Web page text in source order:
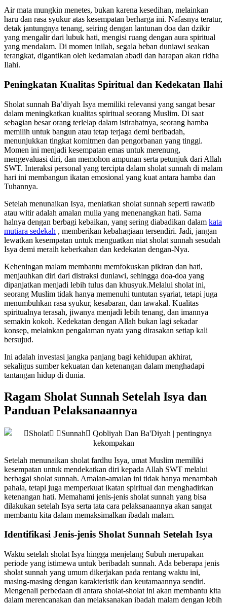
Air mata mungkin menetes, bukan karena kesedihan, melainkan
haru dan rasa syukur atas kesempatan berharga ini. Nafasnya teratur,
detak jantungnya tenang, seiring dengan lantunan doa dan dzikir
yang mengalir dari lubuk hati, mengisi ruang dengan aura spiritual
yang mendalam. Di momen inilah, segala beban duniawi seakan
terangkat, digantikan oleh kedamaian abadi dan harapan akan ridha
Ilahi.
Peningkatan Kualitas Spiritual dan Kedekatan Ilahi
Sholat sunnah Ba’diyah Isya memiliki relevansi yang sangat besar
dalam meningkatkan kualitas spiritual seorang Muslim. Di saat
sebagian besar orang terlelap dalam istirahatnya, seorang hamba
memilih untuk bangun atau tetap terjaga demi beribadah,
menunjukkan tingkat komitmen dan pengorbanan yang tinggi.
Momen ini menjadi kesempatan emas untuk merenung,
mengevaluasi diri, dan memohon ampunan serta petunjuk dari Allah
SWT. Interaksi personal yang tercipta dalam sholat sunnah di malam
hari ini membangun ikatan emosional yang kuat antara hamba dan
Tuhannya.
Setelah menunaikan Isya, meniatkan sholat sunnah seperti rawatib
atau witir adalah amalan mulia yang menenangkan hati. Sama
halnya dengan berbagi kebaikan, yang sering diabadikan dalam kata
mutiara sedekah , memberikan kebahagiaan tersendiri. Jadi, jangan
lewatkan kesempatan untuk menguatkan niat sholat sunnah sesudah
Isya demi meraih keberkahan dan kedekatan dengan-Nya.
Keheningan malam membantu memfokuskan pikiran dan hati,
menjauhkan diri dari distraksi duniawi, sehingga doa-doa yang
dipanjatkan menjadi lebih tulus dan khusyuk.Melalui sholat ini,
seorang Muslim tidak hanya memenuhi tuntutan syariat, tetapi juga
menumbuhkan rasa syukur, kesabaran, dan tawakal. Kualitas
spiritualnya terasah, jiwanya menjadi lebih tenang, dan imannya
semakin kokoh. Kedekatan dengan Allah bukan lagi sekadar
konsep, melainkan pengalaman nyata yang dirasakan setiap kali
bersujud.
Ini adalah investasi jangka panjang bagi kehidupan akhirat,
sekaligus sumber kekuatan dan ketenangan dalam menghadapi
tantangan hidup di dunia.
Ragam Sholat Sunnah Setelah Isya dan
Panduan Pelaksanaannya
Setelah menunaikan sholat fardhu Isya, umat Muslim memiliki
kesempatan untuk mendekatkan diri kepada Allah SWT melalui
berbagai sholat sunnah. Amalan-amalan ini tidak hanya menambah
pahala, tetapi juga memperkuat ikatan spiritual dan menghadirkan
ketenangan hati. Memahami jenis-jenis sholat sunnah yang bisa
dilakukan setelah Isya serta tata cara pelaksanaannya akan sangat
membantu kita dalam memaksimalkan ibadah malam.
Identifikasi Jenis-jenis Sholat Sunnah Setelah Isya
Waktu setelah sholat Isya hingga menjelang Subuh merupakan
periode yang istimewa untuk beribadah sunnah. Ada beberapa jenis
sholat sunnah yang umum dikerjakan pada rentang waktu ini,
masing-masing dengan karakteristik dan keutamaannya sendiri.
Mengenali perbedaan di antara sholat-sholat ini akan membantu kita
dalam merencanakan dan melaksanakan ibadah malam dengan lebih